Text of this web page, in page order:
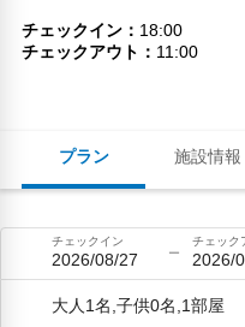
プラン 施設情報
チェックイン
18:00
チェックアウト
11:00
チェックイン
2026/08/27
チェック
2026/
大人1名,子供0名,1部屋